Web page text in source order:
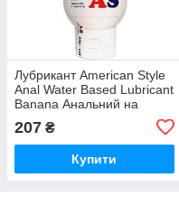
Лубрикант American Style
Anal Water Based Lubricant
Banana Анальний на
водно-силіконовій основі
Банан 115 мл
207 ₴
Купити